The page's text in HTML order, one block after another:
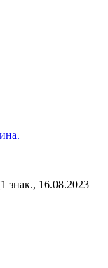
знак., 16.08.2023